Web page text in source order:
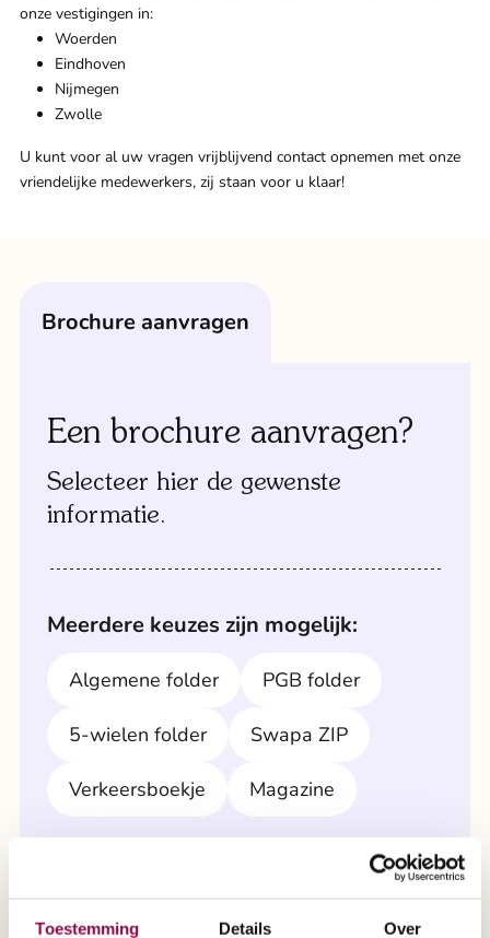
Toestemming Details Over
onze vestigingen in:
Woerden
Eindhoven
Nijmegen
Zwolle
U kunt voor al uw vragen vrijblijvend contact opnemen met onze
vriendelijke medewerkers, zij staan voor u klaar!
brochure aanvragen
Een brochure aanvragen?
Selecteer hier de gewenste
informatie.
Meerdere keuzes zijn mogelijk:
Algemene folder PGB folder
5-wielen folder Swapa ZIP
Verkeersboekje Magazine
De heer Mevrouw